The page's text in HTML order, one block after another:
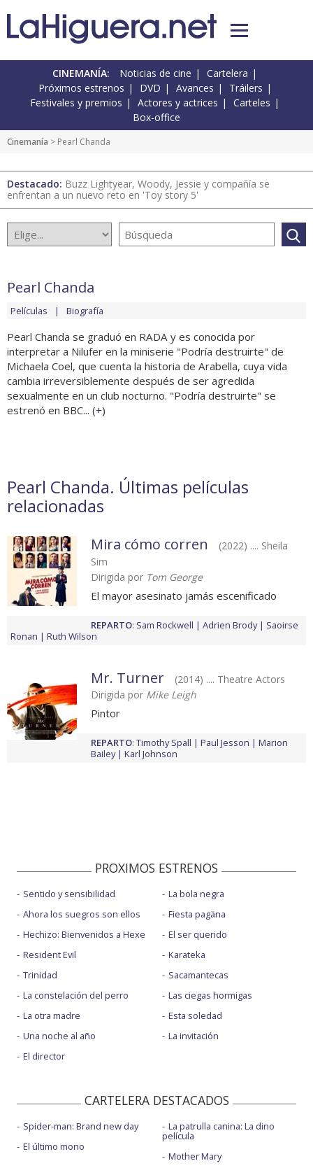
CINEMANÍA: Noticias de cine
Cartelera
Próximos estrenos
DVD Avances
Tráilers
Festivales y premios
Actores y actrices
Carteles
Box-office
Cinemanía > Pearl Chanda
Destacado: Buzz Lightyear, Woody, Jessie y compañía se
enfrentan a un nuevo reto en 'Toy story 5'
Pearl Chanda
Películas Biografía
Pearl Chanda se graduó en RADA y es conocida por
interpretar a Nilufer en la miniserie "Podría destruirte" de
Michaela Coel, que cuenta la historia de Arabella, cuya vida
cambia irreversiblemente después de ser agredida
sexualmente en un club nocturno. "Podría destruirte" se
estrenó en BBC... (+)
Pearl Chanda. Últimas películas
relacionadas
Mira cómo corren
(2022) .... Sheila
Sim
Dirigida por Tom George
El mayor asesinato jamás escenificado
REPARTO: Sam Rockwell Adrien Brody
Saoirse
Ronan
Ruth Wilson
Mr. Turner
(2014) .... Theatre Actors
Dirigida por Mike Leigh
Pintor
REPARTO: Timothy Spall Paul Jesson
Marion
Bailey
Karl Johnson
PROXIMOS ESTRENOS
Sentido y sensibilidad
Ahora los suegros son ellos
Hechizo: Bienvenidos a Hexe
Resident Evil
Trinidad
La constelación del perro
La otra madre
Una noche al año
El director
La bola negra
Fiesta pagäna
El ser querido
Karateka
Sacamantecas
Las ciegas hormigas
Esta soledad
La invitación
CARTELERA DESTACADOS
Spider-man: Brand new day
El último mono
La patrulla canina: La dino
película
Mother Mary